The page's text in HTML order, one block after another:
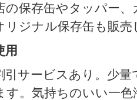
の保存缶やタッパー
リジナル保存缶も販売
用
引サービスあり。少
す。気持ちのいい一